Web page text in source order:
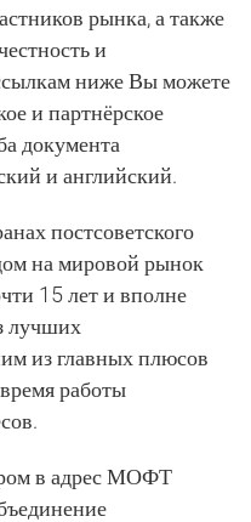
рынка, а также
и
ниже Вы можете
и партнёрское
документа
и английский.
постсоветского
на мировой рынок
15 лет и вполне
лучших
из главных плюсов
работы
в адрес МОФТ